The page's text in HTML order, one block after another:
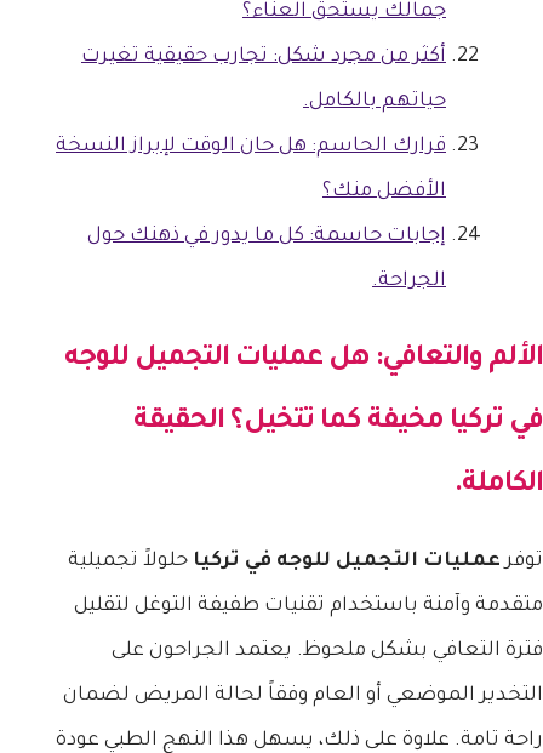
جمالك يستحق العناء؟
أكثر من مجرد شكل: تجارب حقيقية تغيرت
حياتهم بالكامل.
قرارك الحاسم: هل حان الوقت لإبراز النسخة
الأفضل منك؟
إجابات حاسمة: كل ما يدور في ذهنك حول
الجراحة.
الألم والتعافي: هل عمليات التجميل للوجه
في تركيا مخيفة كما تتخيل؟ الحقيقة
الكاملة.
توفرعمليات التجميل للوجه في تركيا حلولاً تجميلية
متقدمة وآمنة باستخدام تقنيات طفيفة التوغل لتقليل
فترة التعافي بشكل ملحوظ. يعتمد الجراحون على
التخدير الموضعي أو العام وفقاً لحالة المريض لضمان
راحة تامة. علاوة على ذلك، يسهل هذا النهج الطبي عودة